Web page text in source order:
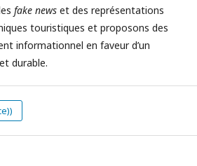
fake news et des représentations
touristiques et proposons des
informationnel en faveur d’un
durable.